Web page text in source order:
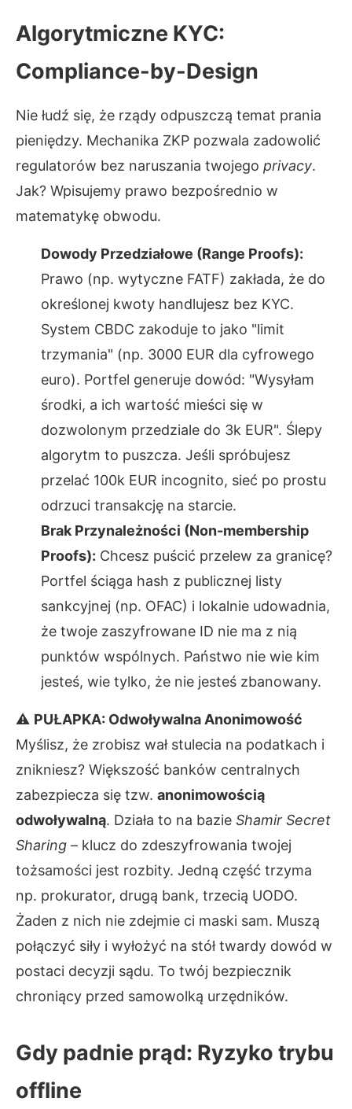
Algorytmiczne KYC:
Compliance-by-Design
Nie łudź się, że rządy odpuszczą temat prania
pieniędzy. Mechanika ZKP pozwala zadowolić
regulatorów bez naruszania twojego privacy.
Jak? Wpisujemy prawo bezpośrednio w
matematykę obwodu.
Dowody Przedziałowe (Range Proofs):
Prawo (np. wytyczne FATF) zakłada, że do
określonej kwoty handlujesz bez KYC.
System CBDC zakoduje to jako "limit
trzymania" (np. 3000 EUR dla cyfrowego
euro). Portfel generuje dowód: "Wysyłam
środki, a ich wartość mieści się w
dozwolonym przedziale do 3k EUR". Ślepy
algorytm to puszcza. Jeśli spróbujesz
przelać 100k EUR incognito, sieć po prostu
odrzuci transakcję na starcie.
Brak Przynależności (Non-membership
Proofs): Chcesz puścić przelew za granicę?
Portfel ściąga hash z publicznej listy
sankcyjnej (np. OFAC) i lokalnie udowadnia,
że twoje zaszyfrowane ID nie ma z nią
punktów wspólnych. Państwo nie wie kim
jesteś, wie tylko, że nie jesteś zbanowany.
⚠ PUŁAPKA: Odwoływalna Anonimowość
Myślisz, że zrobisz wał stulecia na podatkach i
znikniesz? Większość banków centralnych
zabezpiecza się tzw. anonimowością
odwoływalną. Działa to na bazie Shamir Secret
Sharing – klucz do zdeszyfrowania twojej
tożsamości jest rozbity. Jedną część trzyma
np. prokurator, drugą bank, trzecią UODO.
Żaden z nich nie zdejmie ci maski sam. Muszą
połączyć siły i wyłożyć na stół twardy dowód w
postaci decyzji sądu. To twój bezpiecznik
chroniący przed samowolką urzędników.
Gdy padnie prąd: Ryzyko trybu
offline